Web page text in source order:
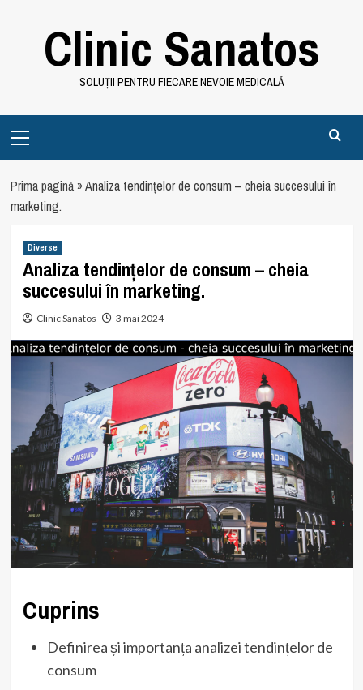
Clinic Sanatos
SOLUȚII PENTRU FIECARE NEVOIE MEDICALĂ
Menu
Prima pagină»Analiza tendințelor de consum – cheia succesului în
marketing.
Diverse
Analiza tendințelor de consum – cheia
succesului în marketing.
Clinic Sanatos 3 mai 2024
Cuprins
Definirea și importanța analizei tendințelor de
consum